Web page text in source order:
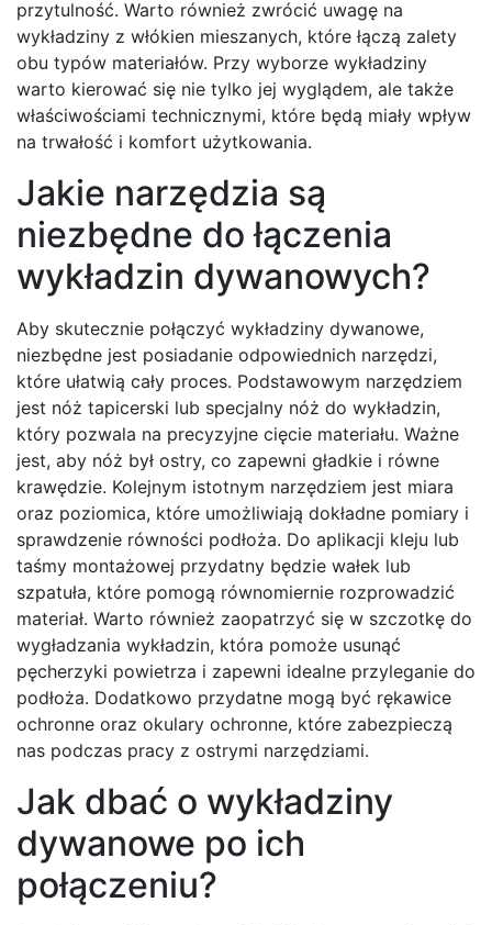
przytulność. Warto również zwrócić uwagę na
wykładziny z włókien mieszanych, które łączą zalety
obu typów materiałów. Przy wyborze wykładziny
warto kierować się nie tylko jej wyglądem, ale także
właściwościami technicznymi, które będą miały wpływ
na trwałość i komfort użytkowania.
Jakie narzędzia są
niezbędne do łączenia
wykładzin dywanowych?
Aby skutecznie połączyć wykładziny dywanowe,
niezbędne jest posiadanie odpowiednich narzędzi,
które ułatwią cały proces. Podstawowym narzędziem
jest nóż tapicerski lub specjalny nóż do wykładzin,
który pozwala na precyzyjne cięcie materiału. Ważne
jest, aby nóż był ostry, co zapewni gładkie i równe
krawędzie. Kolejnym istotnym narzędziem jest miara
oraz poziomica, które umożliwiają dokładne pomiary i
sprawdzenie równości podłoża. Do aplikacji kleju lub
taśmy montażowej przydatny będzie wałek lub
szpatuła, które pomogą równomiernie rozprowadzić
materiał. Warto również zaopatrzyć się w szczotkę do
wygładzania wykładzin, która pomoże usunąć
pęcherzyki powietrza i zapewni idealne przyleganie do
podłoża. Dodatkowo przydatne mogą być rękawice
ochronne oraz okulary ochronne, które zabezpieczą
nas podczas pracy z ostrymi narzędziami.
Jak dbać o wykładziny
dywanowe po ich
połączeniu?